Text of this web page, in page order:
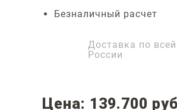
Безналичный расчет
Доставка по всей
России
Цена: 139.700